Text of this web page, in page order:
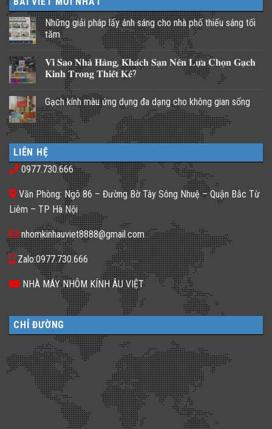
Những giải pháp lấy ánh sáng cho nhà phố thiếu sáng tối
tăm
Không
bình
luận
ở
pháp
lấy
ánh
sáng
cho
nhà
phố
thiếu
sáng
tối
𝐕𝐢̀ 𝐒𝐚𝐨 𝐍𝐡𝐚̀ 𝐇𝐚̀𝐧𝐠, 𝐊𝐡𝐚́𝐜𝐡 𝐒𝐚̣𝐧 𝐍𝐞̂𝐧 𝐋𝐮̛̣𝐚 𝐂𝐡𝐨̣𝐧 𝐆𝐚̣𝐜𝐡
𝐊𝐢́𝐧𝐡 𝐓𝐫𝐨𝐧𝐠 𝐓𝐡𝐢𝐞̂́𝐭 𝐊𝐞̂́?
bình
luận
ở
𝐕𝐢̀
𝐒𝐚𝐨
𝐍𝐡𝐚̀
𝐇𝐚̀𝐧𝐠,
𝐊𝐡𝐚́𝐜𝐡
𝐒𝐚̣𝐧
𝐍𝐞̂𝐧
𝐂𝐡𝐨̣𝐧
𝐆𝐚̣𝐜𝐡
𝐊𝐢́𝐧𝐡
𝐓𝐫𝐨𝐧𝐠
𝐓𝐡𝐢𝐞̂́𝐭
𝐊𝐞̂́?
Gạch kính màu ứng dụng đa dạng cho không gian sống
Không
có
bình
luận
ở
Gạch
kính
màu
đa
dạng
cho
không
gian
sống
LIÊN HỆ
0977.730.666
Văn Phòng: Ngõ 86 – Đường Bờ Tây Sông Nhuệ – Quận Bắc Từ
Liêm – TP Hà Nội
nhomkinhauviet8888@gmail.com
Zalo:0977.730.666
NHÀ MÁY NHÔM KÍNH ÂU VIỆT
CHỈ ĐƯỜNG